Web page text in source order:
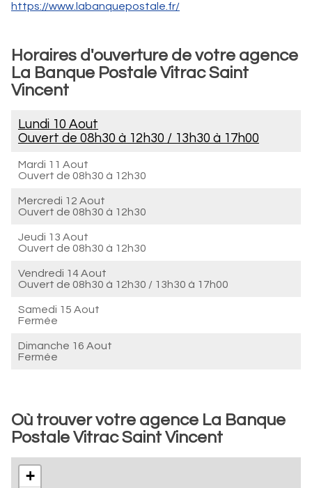
https://www.labanquepostale.fr/
Horaires d'ouverture de votre agence
La Banque Postale Vitrac Saint
Vincent
Lundi 10 Aout
Ouvert de 08h30 à 12h30 / 13h30 à 17h00
Mardi 11 Aout
Ouvert de 08h30 à 12h30
Mercredi 12 Aout
Ouvert de 08h30 à 12h30
Jeudi 13 Aout
Ouvert de 08h30 à 12h30
Vendredi 14 Aout
Ouvert de 08h30 à 12h30 / 13h30 à 17h00
Samedi 15 Aout
Fermée
Dimanche 16 Aout
Fermée
Où trouver votre agence La Banque
Postale Vitrac Saint Vincent
+